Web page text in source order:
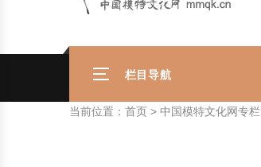
栏目导航
当前位置： 首页 > 中国模特文化网专栏